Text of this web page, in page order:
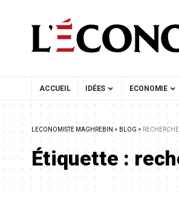
ACCUEIL IDÉES ECONOMIE
LECONOMISTE MAGHREBIN > BLOG >
Étiquette :